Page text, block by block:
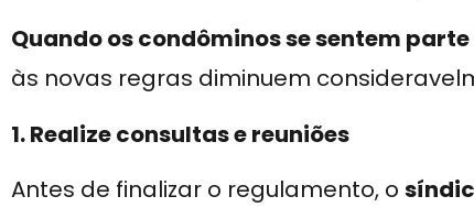
Quando os condôminos se sentem
às novas regras diminuem
1. Realize consultas e reuniões
Antes de finalizar o regulamento, o